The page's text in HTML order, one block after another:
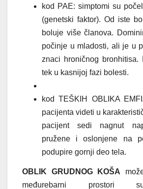
kod PAE: simptomi su
(genetski faktor). Od iste
boluje više članova.
počinje u mladosti, ali je u
znaci hroničnog
tek u kasnijoj fazi bolesti.
kod TEŠKIH OBLIKA
pacijenta videti u
pacijent sedi nagnut
pružene i oslonjene na
podupire gornji deo tela.
OBLIK GRUDNOG KOŠA
međurebarni prostori